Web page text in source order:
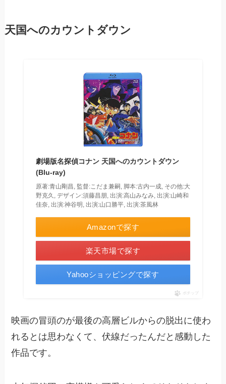
天国へのカウントダウン
劇場版名探偵コナン 天国へのカウントダウン
(Blu-ray)
原著:青山剛昌, 監督:こだま兼嗣, 脚本:古内一成, その他:大
野克久, デザイン:須藤昌朋, 出演:高山みなみ, 出演:山崎和
佳奈, 出演:神谷明, 出演:山口勝平, 出演:茶風林
Amazonで探す
楽天市場で探す
Yahooショッピングで探す
ポチップ
映画の冒頭のが最後の高層ビルからの脱出に使わ
れるとは思わなくて、伏線だったんだと感動した
作品です。